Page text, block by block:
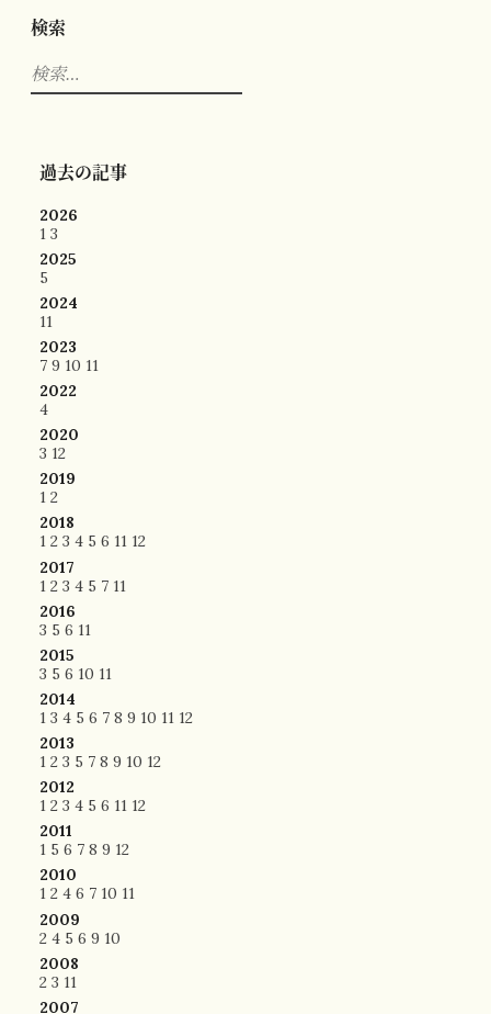
検索
検
索:
過去の記事
2026
1 3
2025
5
2024
11
2023
7 9 10 11
2022
4
2020
3 12
2019
1 2
2018
1 2 3 4 5 6 11 12
2017
1 2 3 4 5 7 11
2016
3 5 6 11
2015
3 5 6 10 11
2014
1 3 4 5 6 7 8 9 10 11 12
2013
1 2 3 5 7 8 9 10 12
2012
1 2 3 4 5 6 11 12
2011
1 5 6 7 8 9 12
2010
1 2 4 6 7 10 11
2009
2 4 5 6 9 10
2008
2 3 11
2007